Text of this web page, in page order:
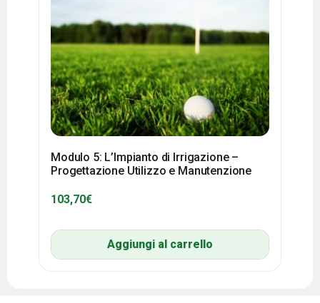
Modulo 5: L’Impianto di Irrigazione –
Progettazione Utilizzo e Manutenzione
103,70€
Aggiungi al carrello